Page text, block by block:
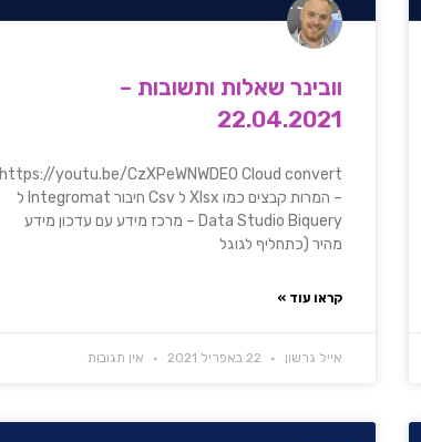
וובינר שאלות ותשובות –
22.04.2021
https://youtu.be/CzXPeWNWDE0 Cloud convert
– המרות קבצים כמו Xlsx ל Csv חיבור Integromat ל
Data Studio Biquery – מרכז מידע עם עדכון מידע
מהיר (כתחליף לגוגל
קראו עוד »
אייל גרשון אין תגובות